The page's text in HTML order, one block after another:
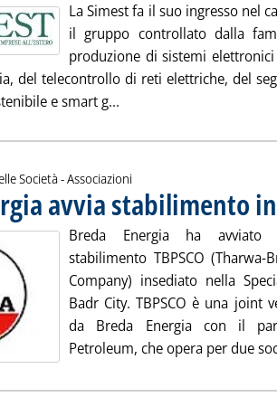
La Simest fa il suo ingresso nel
il gruppo controllato dalla
produzione di sistemi
del telecontrollo di reti elettriche, del
e smart g...
Società - Associazioni
avvia stabilimento
Breda Energia ha
stabilimento TBPSCO (Tharwa-
Company) insediato nella
Badr City. TBPSCO è una joint
da Breda Energia con il
Petroleum, che opera per due